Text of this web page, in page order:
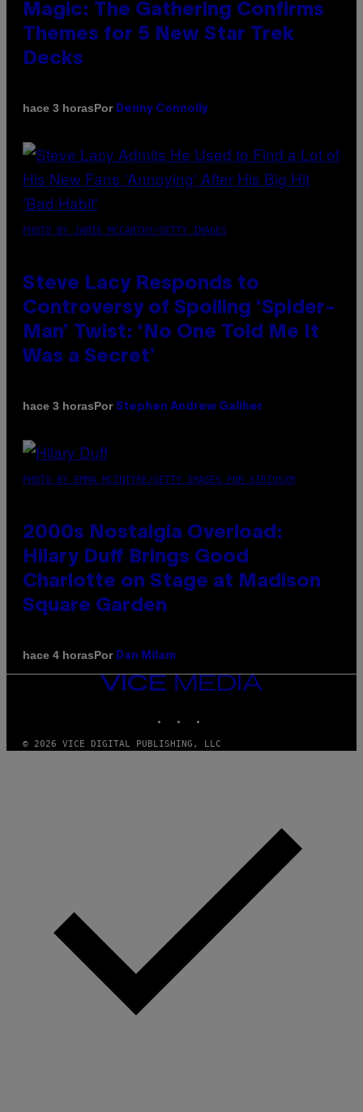
Magic: The Gathering Confirms
Themes for 5 New Star Trek
Decks
hace 3 horasPor Denny Connolly
PHOTO BY JAMIE MCCARTHY/GETTY IMAGES
Steve Lacy Responds to
Controversy of Spoiling ‘Spider-
Man’ Twist: ‘No One Told Me It
Was a Secret’
hace 3 horasPor Stephen Andrew Galiher
PHOTO BY EMMA MCINTYRE/GETTY IMAGES FOR SIRIUSXM
2000s Nostalgia Overload:
Hilary Duff Brings Good
Charlotte on Stage at Madison
Square Garden
hace 4 horasPor Dan Milam
VICE
MEDIA
© 2026 VICE DIGITAL PUBLISHING, LLC